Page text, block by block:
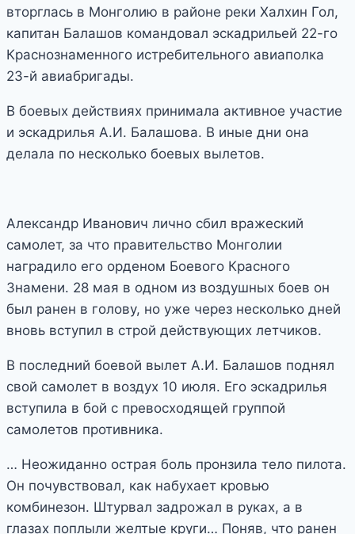
вторглась в Монголию в районе реки Халхин­ Гол,
капитан Балашов командовал эскадрильей 22-го
Краснознаменного истребительного авиаполка
23-й авиабригады.
В боевых действиях принимала активное участие
и эскадрилья А.И. Балашова. В иные дни она
делала по несколько боевых вылетов.
Александр Иванович лично сбил вражеский
самолет, за что правительство Монголии
наградило его орденом Боевого Красного
Знамени. 28 мая в одном из воздушных боев он
был ранен в голову, но уже через несколько дней
вновь вступил в строй действующих летчиков.
В последний боевой вылет А.И. Балашов поднял
свой самолет в воздух 10 июля. Его эскадрилья
вступила в бой с превосходящей группой
самолетов противника.
… Неожиданно острая боль пронзила тело пилота.
Он почувствовал, как набухает кровью
комбинезон. Штурвал задрожал в руках, а в
глазах поплыли желтые круги… Поняв, что ранен